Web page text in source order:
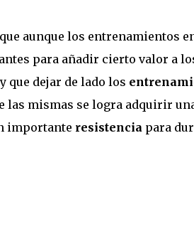
aunque los entrenamientos
para añadir cierto valor a
que dejar de lado los
las mismas se logra adquirir
importante resistencia para